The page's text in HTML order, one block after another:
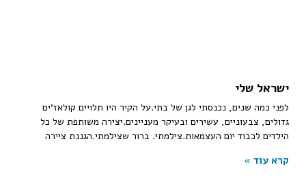
ישראל שלי
לפני כמה שנים, נכנסתי לגן של בתי.על הקיר היו תלויים קולאז’ים
גדולים, צבעוניים, עשירים ובעיקר מעניינים.יצירה משותפת של כל
הילדים לכבוד יום העצמאות.צילמתי. ברור שצילמתי.הגננת ציירה
קרא עוד »